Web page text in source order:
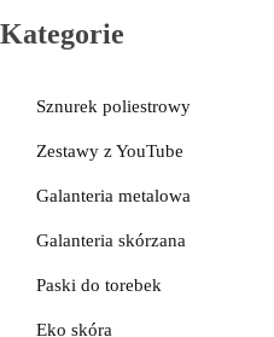
Kategorie
Sznurek poliestrowy
Zestawy z YouTube
Galanteria metalowa
Galanteria skórzana
Paski do torebek
Eko skóra